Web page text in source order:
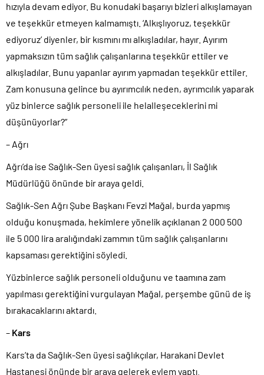
hızıyla devam ediyor. Bu konudaki başarıyı bizleri alkışlamayan
ve teşekkür etmeyen kalmamıştı. ‘Alkışlıyoruz, teşekkür
ediyoruz’ diyenler, bir kısmını mı alkışladılar, hayır. Ayırım
yapmaksızın tüm sağlık çalışanlarına teşekkür ettiler ve
alkışladılar. Bunu yapanlar ayırım yapmadan teşekkür ettiler.
Zam konusuna gelince bu ayırımcılık neden, ayrımcılık yaparak
yüz binlerce sağlık personeli ile helalleşeceklerini mi
düşünüyorlar?”
– Ağrı
Ağrı’da ise Sağlık-Sen üyesi sağlık çalışanları, İl Sağlık
Müdürlüğü önünde bir araya geldi.
Sağlık-Sen Ağrı Şube Başkanı Fevzi Mağal, burda yapmış
olduğu konuşmada, hekimlere yönelik açıklanan 2 000 500
ile 5 000 lira aralığındaki zammın tüm sağlık çalışanlarını
kapsaması gerektiğini söyledi.
Yüzbinlerce sağlık personeli olduğunu ve taamına zam
yapılması gerektiğini vurgulayan Mağal, perşembe günü de iş
bırakacaklarını aktardı.
– Kars
Kars’ta da Sağlık-Sen üyesi sağlıkçılar, Harakani Devlet
Hastanesi önünde bir araya gelerek eylem yaptı.